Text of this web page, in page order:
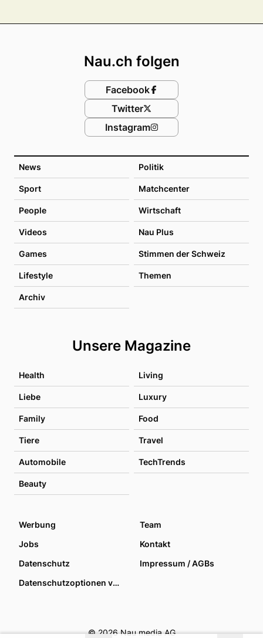
News Politik
Sport Matchcenter
People Wirtschaft
Videos Nau Plus
Games Stimmen der Schweiz
Lifestyle Themen
Archiv
Unsere Magazine
Health Living
Liebe Luxury
Family Food
Tiere Travel
Automobile TechTrends
Beauty
Nau.ch folgen
Facebook
Twitter
Instagram
Werbung
Team
Jobs
Kontakt
Datenschutz
Impressum / AGBs
Datenschutzoptionen verwalten
© 2026 Nau media AG